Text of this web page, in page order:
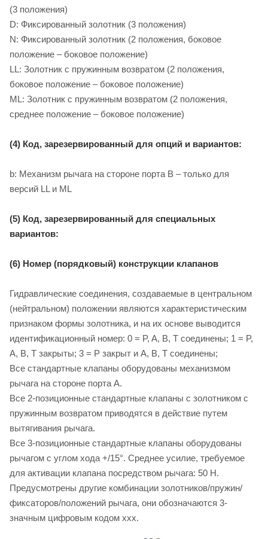
(3 положения)
D: Фиксированный золотник (3 положения)
N: Фиксированный золотник (2 положения, боковое
положение – боковое положение)
LL: Золотник с пружинным возвратом (2 положения,
боковое положение – боковое положение)
ML: Золотник с пружинным возвратом (2 положения,
среднее положение – боковое положение)
(4) Код, зарезервированный для опций и вариантов:
b: Механизм рычага на стороне порта B – только для
версий LL и ML
(5) Код, зарезервированный для специальных
вариантов:
(6) Номер (порядковый) конструкции клапанов
Гидравлические соединения, создаваемые в центральном
(нейтральном) положении являются характеристическим
признаком формы золотника, и на их основе выводится
идентификационный номер: 0 = P, A, B, T соединены; 1 = P,
A, B, T закрыты; 3 = P закрыт и A, B, T соединены;
Все стандартные клапаны оборудованы механизмом
рычага на стороне порта A.
Все 2-позиционные стандартные клапаны с золотником с
пружинным возвратом приводятся в действие путем
вытягивания рычага.
Все 3-позиционные стандартные клапаны оборудованы
рычагом с углом хода +/15°. Среднее усилие, требуемое
для активации клапана посредством рычага: 50 Н.
Предусмотрены другие комбинации золотников/пружин/
фиксаторов/положений рычага, они обозначаются 3-
значным цифровым кодом xxx.